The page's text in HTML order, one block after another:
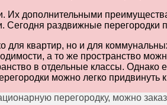
дополнительными
Сегодня раздвижные
для квартир, но и для
а то же пространство
в отдельные классы.
можно легко придвинуть к
перегородку, можно